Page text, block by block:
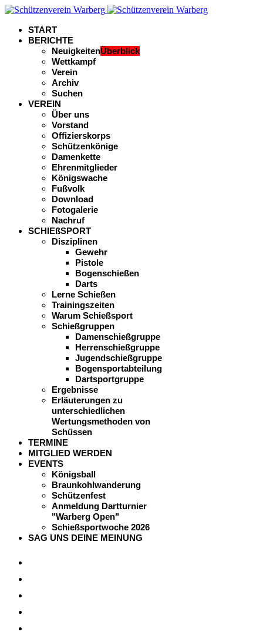
START
BERICHTE
NeuigkeitenÜberblick
Wettkampf
Verein
Archiv
Suchen
VEREIN
Über uns
Vorstand
Offizierskorps
Schützenkönige
Damenkette
Ehrenmitglieder
Königswache
Fußvolk
Download
Fotogalerie
Nachruf
SCHIEßSPORT
Disziplinen
Gewehr
Pistole
Bogenschießen
Darts
Lerne Schießen
Trainingszeiten
Warum Schießsport
Schießgruppen
Damenschießgruppe
Herrenschießgruppe
Jugendschießgruppe
Bogensportabteilung
Dartsportgruppe
Ergebnisse
Erläuterungen zu
unterschiedlichen
Wertungsmethoden von
Schüssen
TERMINE
MITGLIED WERDEN
EVENTS
Königsball
Braunkohlwanderung
Schützenfest
Anmeldung Dartturnier
"Warberg Open"
Schießsportwoche 2026
SAG UNS DEINE MEINUNG